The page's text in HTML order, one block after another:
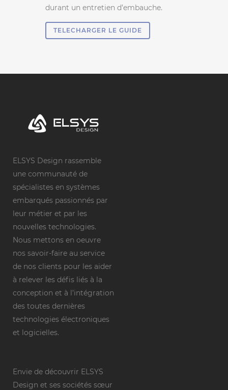
durant un entretien d’embauche.
TELECHARGER LE GUIDE
ELSYS Design rassemble
une communauté de
spécialistes en systèmes
embarqués passionnés par
leur métier et par les
nouvelles technologies.
Nous mettons en oeuvre
nos savoir-faire au service
de nos clients pour les aider
à relever les défis liés à la
conception et à l’intégration
des toutes dernières
technologies électroniques
et logicielles.
Envie de découvrir ELSYS
Design et ses sociétés sœur